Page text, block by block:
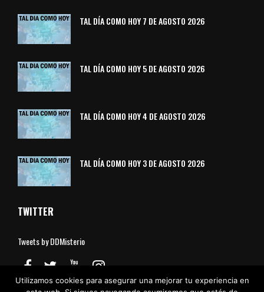
TAL DÍA COMO HOY 7 DE AGOSTO 2026
TAL DÍA COMO HOY 5 DE AGOSTO 2026
TAL DÍA COMO HOY 4 DE AGOSTO 2026
TAL DÍA COMO HOY 3 DE AGOSTO 2026
TWITTER
Tweets by DDMisterio
Utilizamos cookies para asegurar una mejorar tu experiencia en